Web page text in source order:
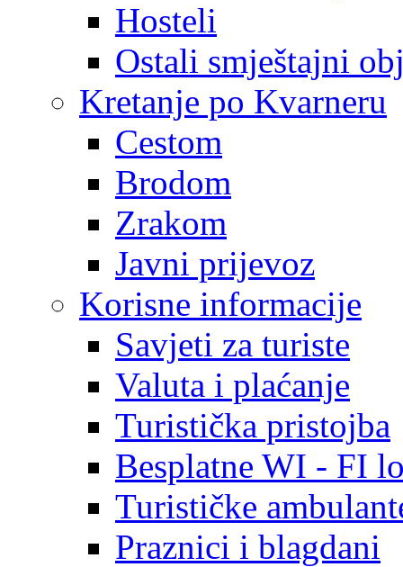
Hosteli
Ostali smještajni
Kretanje po Kvarneru
Cestom
Brodom
Zrakom
Javni prijevoz
Korisne informacije
Savjeti za turiste
Valuta i plaćanje
Turistička pristojba
Besplatne WI - FI
Turističke
Praznici i blagdani